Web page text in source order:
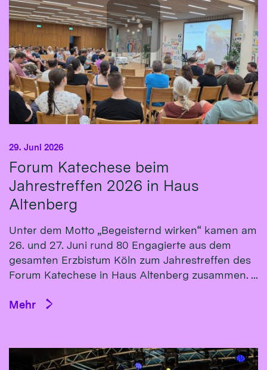
Forum Katechese beim
Jahrestreffen 2026 in Haus
Altenberg
29. Juni 2026
Unter dem Motto „Begeisternd wirken“ kamen am
26. und 27. Juni rund 80 Engagierte aus dem
gesamten Erzbistum Köln zum Jahrestreffen des
Forum Katechese in Haus Altenberg zusammen. ...
Mehr